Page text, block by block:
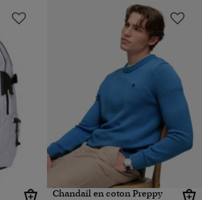
Chandail en coton Preppy